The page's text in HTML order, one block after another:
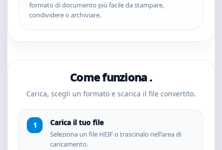
formato di documento più facile da stampare,
condividere o archiviare.
Come funziona .
Carica, scegli un formato e scarica il file convertito.
Carica il tuo file
Seleziona un file HEIF o trascinalo nell'area di
caricamento.